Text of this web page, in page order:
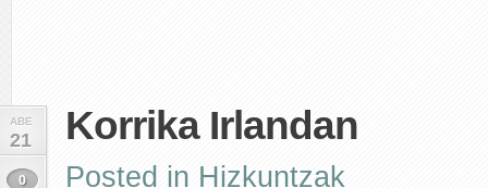
ABE
21
0
Korrika Irlandan
Posted in Hizkuntzak